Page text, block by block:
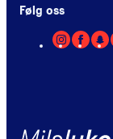
Følg oss